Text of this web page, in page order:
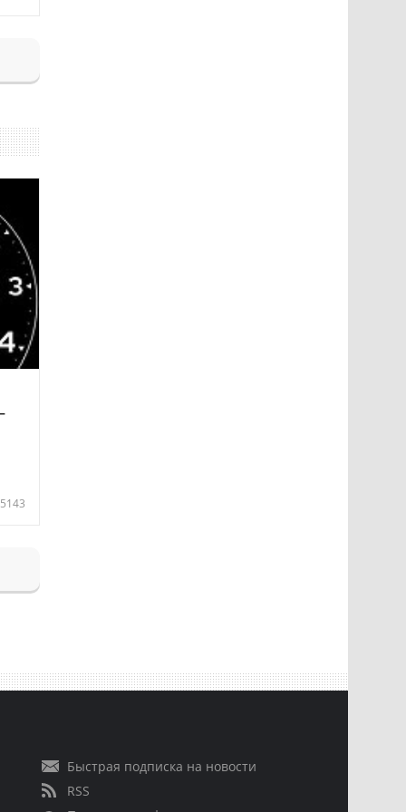
5143
Быстрая подписка на новости
RSS